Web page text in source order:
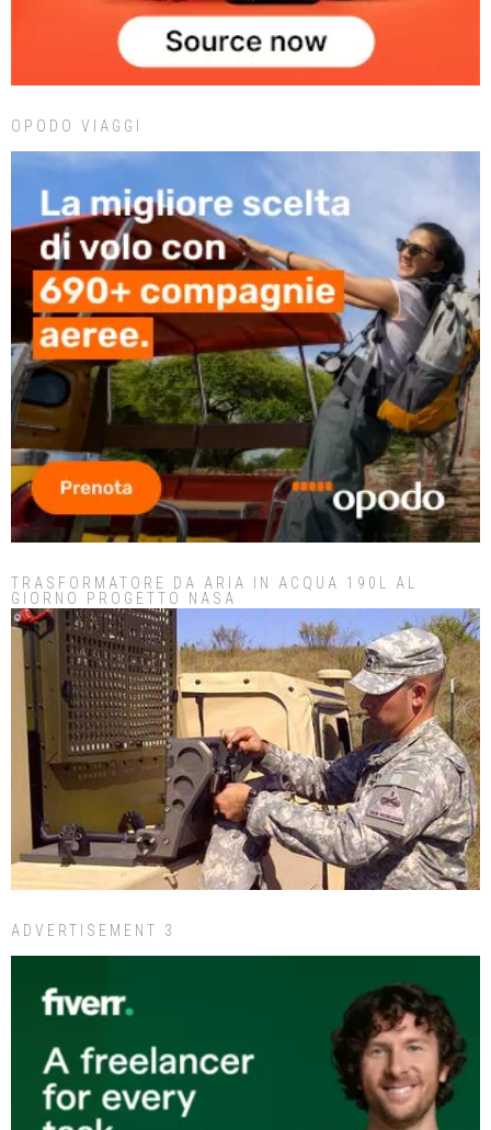
OPODO VIAGGI
TRASFORMATORE DA ARIA IN ACQUA 190L AL
GIORNO PROGETTO NASA
ADVERTISEMENT 3